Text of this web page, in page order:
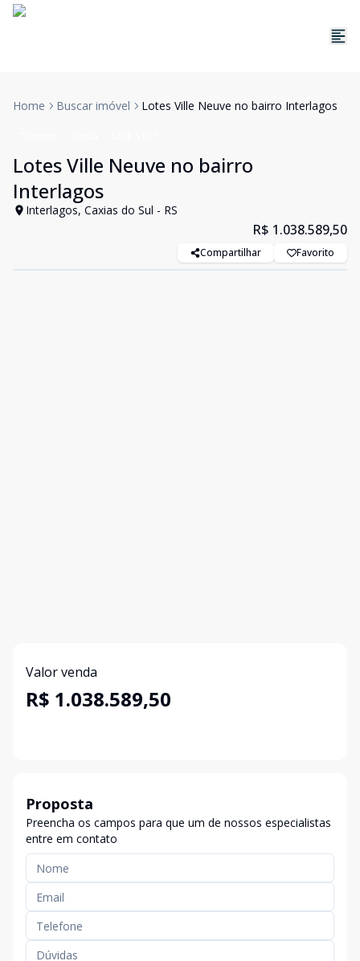
Home Buscar imóvel Lotes Ville Neuve no bairro Interlagos
Lotes Ville Neuve no bairro
Interlagos
Interlagos, Caxias do Sul - RS
R$ 1.038.589,50
Compartilhar Favorito
Valor venda
R$ 1.038.589,50
Proposta
Preencha os campos para que um de nossos especialistas
entre em contato